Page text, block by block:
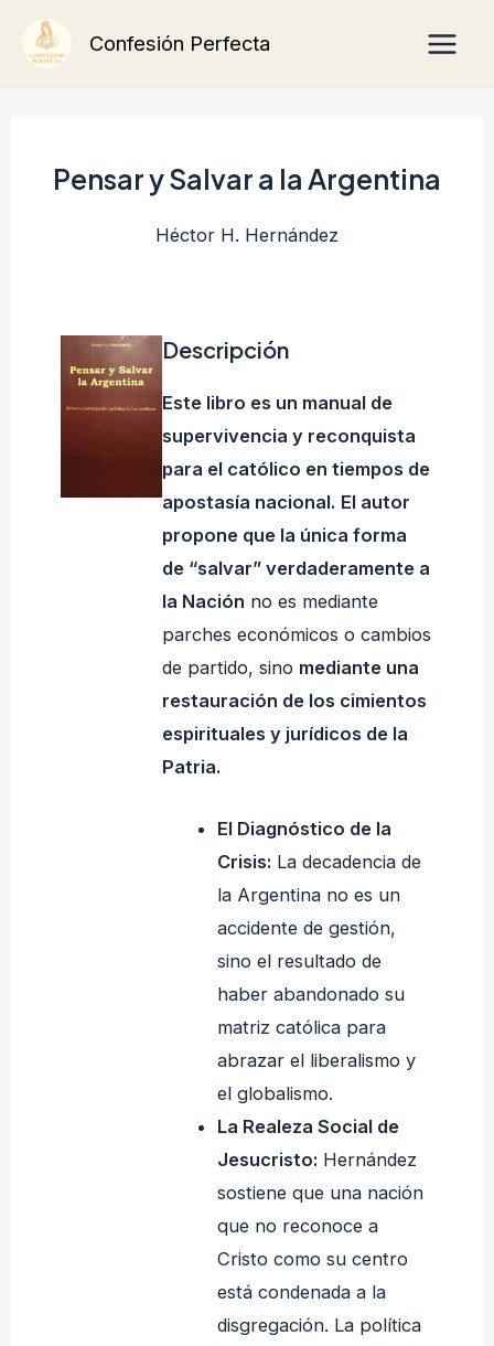
Confesión Perfecta
Pensar y Salvar a la Argentina
Héctor H. Hernández
Descripción
Este libro es un manual de
supervivencia y reconquista
para el católico en tiempos de
apostasía nacional. El autor
propone que la única forma
de “salvar” verdaderamente a
la Nación no es mediante
parches económicos o cambios
de partido, sino mediante una
restauración de los cimientos
espirituales y jurídicos de la
Patria.
El Diagnóstico de la
Crisis: La decadencia de
la Argentina no es un
accidente de gestión,
sino el resultado de
haber abandonado su
matriz católica para
abrazar el liberalismo y
el globalismo.
La Realeza Social de
Jesucristo: Hernández
sostiene que una nación
que no reconoce a
Cristo como su centro
está condenada a la
disgregación. La política